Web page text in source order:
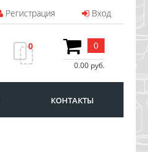
Регистрация Вход
0 0
0.00 руб.
КОНТАКТЫ